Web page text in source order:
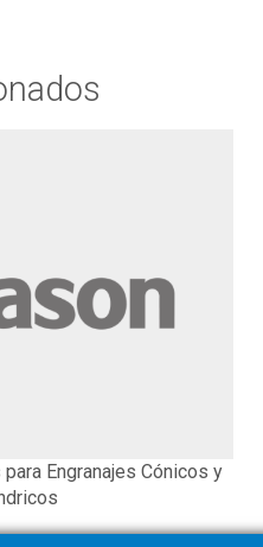
Engranajes Cónicos y